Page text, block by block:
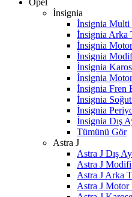
Opel
İnsignia
İnsignia Multi
İnsignia Arka
İnsignia
İnsignia
İnsignia
İnsignia
İnsignia Fren
İnsignia
İnsignia
İnsignia Dış
Tümünü Gör
Astra J
Astra J Dış
Astra J
Astra J Arka
Astra J Motor